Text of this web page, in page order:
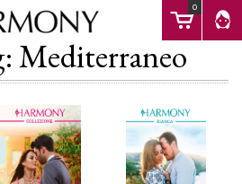
0
Mediterraneo